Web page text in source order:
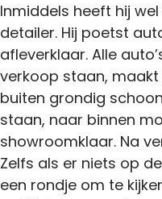
Inmiddels heeft hij
detailer. Hij poetst
afleverklaar. Alle
verkoop staan,
buiten grondig
staan, naar binnen
showroomklaar. Na
Zelfs als er niets op
een rondje om te